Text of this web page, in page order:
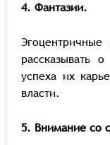
4. Фантазии.
рассказывать
успеха их
власти.
5. Внимание со